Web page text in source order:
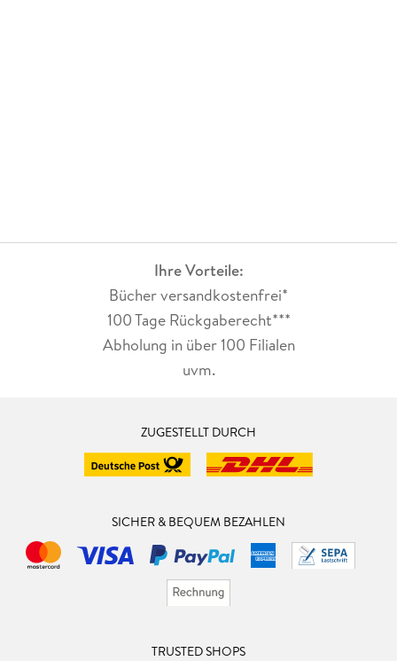
Ihre Vorteile:
Bücher versandkostenfrei*
100 Tage Rückgaberecht***
Abholung in über 100 Filialen
uvm.
ZUGESTELLT DURCH
SICHER & BEQUEM BEZAHLEN
TRUSTED SHOPS